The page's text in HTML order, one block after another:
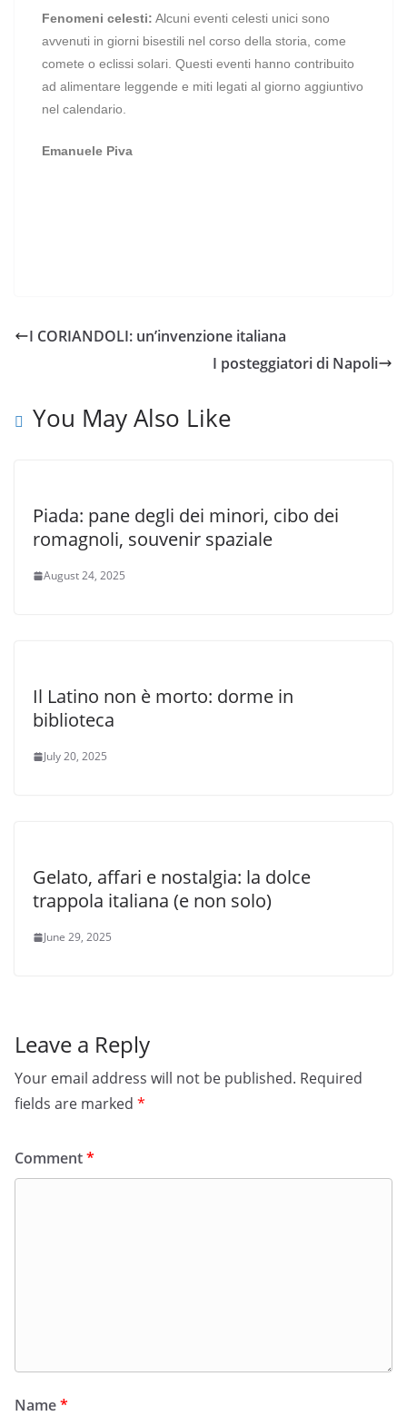
Fenomeni celesti: Alcuni eventi celesti unici sono
avvenuti in giorni bisestili nel corso della storia, come
comete o eclissi solari. Questi eventi hanno contribuito
ad alimentare leggende e miti legati al giorno aggiuntivo
nel calendario.
Emanuele Piva
I CORIANDOLI: un’invenzione italiana
I posteggiatori di Napoli
You May Also Like
Piada: pane degli dei minori, cibo dei
romagnoli, souvenir spaziale
August 24, 2025
Il Latino non è morto: dorme in
biblioteca
July 20, 2025
Gelato, affari e nostalgia: la dolce
trappola italiana (e non solo)
June 29, 2025
Leave a Reply
Your email address will not be published. Required
fields are marked *
Comment*
Name*